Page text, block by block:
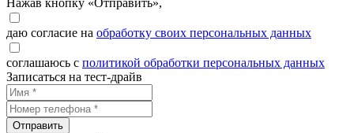
Нажав кнопку «Отправить»,
даю согласие на обработку своих персональных данных
соглашаюсь с политикой обработки персональных данных
Записаться на тест-драйв
Отправить